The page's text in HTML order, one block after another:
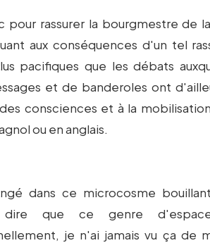
pour rassurer la bourgmestre de
aux conséquences d'un tel
pacifiques que les débats
et de banderoles ont
consciences et à la
ou en anglais.
dans ce microcosme
dire que ce genre
je n'ai jamais vu ça de